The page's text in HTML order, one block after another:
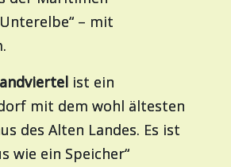
– mit
ist ein
mit dem wohl ältesten
des Alten Landes. Es ist
wie ein Speicher“